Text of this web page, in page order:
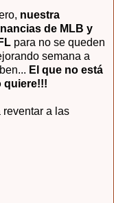
nuestra
de MLB y
para no se queden
semana a
El que no está
quiere!!!
reventar a las